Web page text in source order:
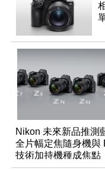
Nikon 未來新品推測
全片幅定焦隨身機與
技術加持機種成焦點